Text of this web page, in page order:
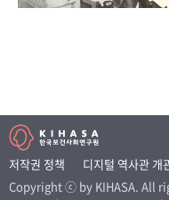
저작권 정책 디지털 역사관 개
Copyright ⓒ by KIHASA. All